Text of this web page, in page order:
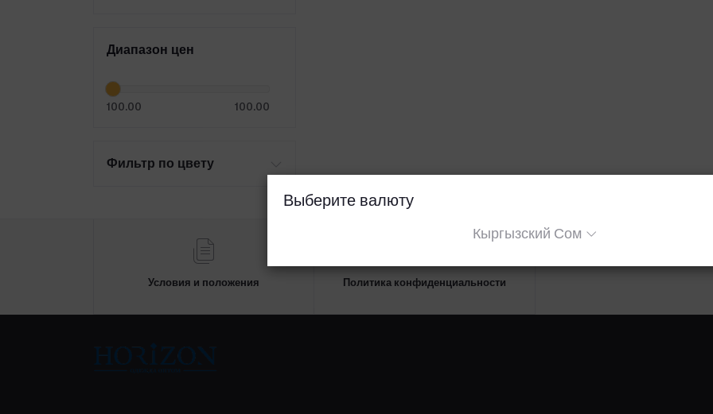
Диапазон цен
100.00 100.00
Фильтр по цвету
Условия и положения Политика конфиденциальности
Выберите валюту
Кыргызский Сом